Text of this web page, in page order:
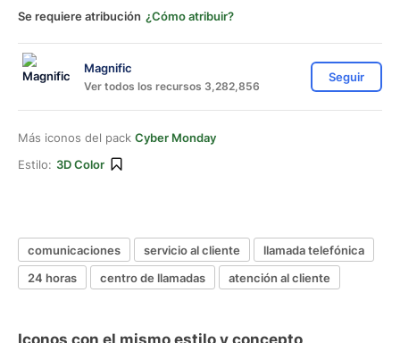
Se requiere atribución ¿Cómo atribuir?
Magnific
Ver todos los recursos 3,282,856
Seguir
Más iconos del pack Cyber Monday
Estilo: 3D Color
comunicaciones servicio al cliente
llamada telefónica
24 horas
centro de llamadas atención al cliente
Iconos con el mismo estilo y concepto